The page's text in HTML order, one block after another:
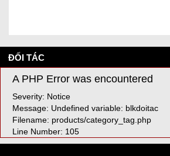
ĐỐI TÁC
A PHP Error was encountered
Severity: Notice
Message: Undefined variable: blkdoitac
Filename: products/category_tag.php
Line Number: 105